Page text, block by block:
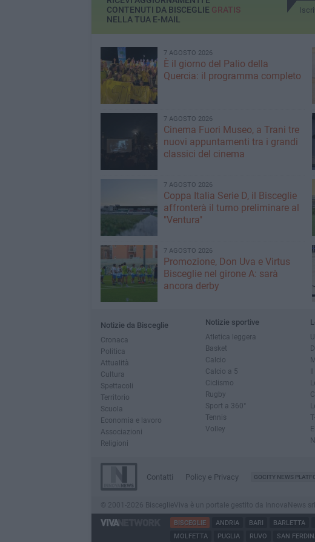
CONTENUTI DA BISCEGLIE GRATIS
NELLA TUA E-MAIL
7 AGOSTO 2026
È il giorno del Palio della
Quercia: il programma completo
7 AGOSTO 2026
Cinema Fuori Museo, a Trani tre
nuovi appuntamenti tra i grandi
classici del cinema
7 AGOSTO 2026
Coppa Italia Serie D, il Bisceglie
affronterà il turno preliminare al
"Ventura"
7 AGOSTO 2026
Promozione, Don Uva e Virtus
Bisceglie nel girone A: sarà
ancora derby
Notizie da Bisceglie
Cronaca
Politica
Attualità
Cultura
Spettacoli
Territorio
Scuola
Economia e lavoro
Associazioni
Religioni
Notizie sportive
Atletica leggera
Basket
Calcio
Calcio a 5
Ciclismo
Rugby
Sport a 360°
Tennis
Volley
Contatti Policy e Privacy GOCITY NEWS
© 2001-2026 BisceglieViva è un portale gestito da InnovaNews
BISCEGLIE ANDRIA BARI BARLETTA
MOLFETTA
PUGLIA RUVO SAN